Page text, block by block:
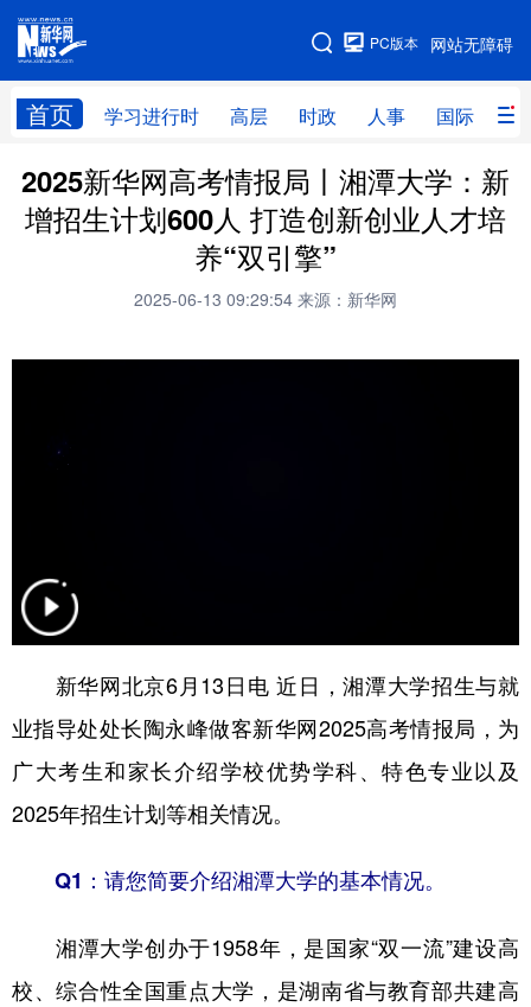
网站无障碍
PC版本
首页 学习进行时 高层 时政 人事 国际 财
网站地图
学习进行时 高层 时政 人事
国际 财经 网评 港澳
思客智库 全球连线
学术中国
城市
彩票 娱乐 时尚 悦读
公益 一带一路 亚太网 上市公司
文化产业
地方频道
2025新华网高考情报局丨湘潭大学：新
增招生计划600人 打造创新创业人才培
养“双引擎”
2025-06-13 09:29:54 来源：新华网
新华网北京6月13日电 近日，湘潭大学招生与就
业指导处处长陶永峰做客新华网2025高考情报局，为
广大考生和家长介绍学校优势学科、特色专业以及
2025年招生计划等相关情况。
Q1：请您简要介绍湘潭大学的基本情况。
湘潭大学创办于1958年，是国家“双一流”建设高
校、综合性全国重点大学，是湖南省与教育部共建高